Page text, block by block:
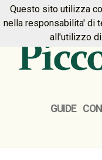
HOME PREMIUM
GUIDE
Questo sito utilizza
nella responsabilita' di
all'utilizzo